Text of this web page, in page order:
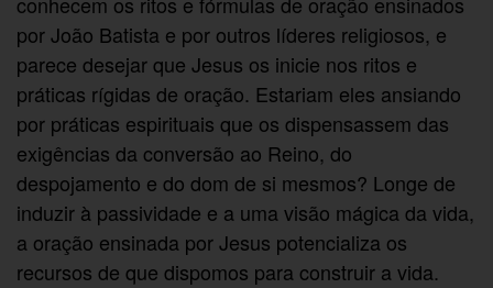
por João Batista e por outros líderes religiosos, e
parece desejar que Jesus os inicie nos ritos e
práticas rígidas de oração. Estariam eles ansiando
por práticas espirituais que os dispensassem das
exigências da conversão ao Reino, do
despojamento e do dom de si mesmos? Longe de
induzir à passividade e a uma visão mágica da vida,
a oração ensinada por Jesus potencializa os
recursos de que dispomos para construir a vida.